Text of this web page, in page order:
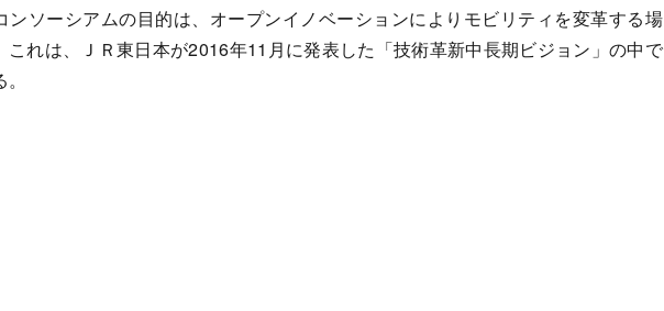
ソーシアムの目的は、オープンイノベーションによりモビリティを変革する場
これは、ＪＲ東日本が2016年11月に発表した「技術革新中長期ビジョン」の中で